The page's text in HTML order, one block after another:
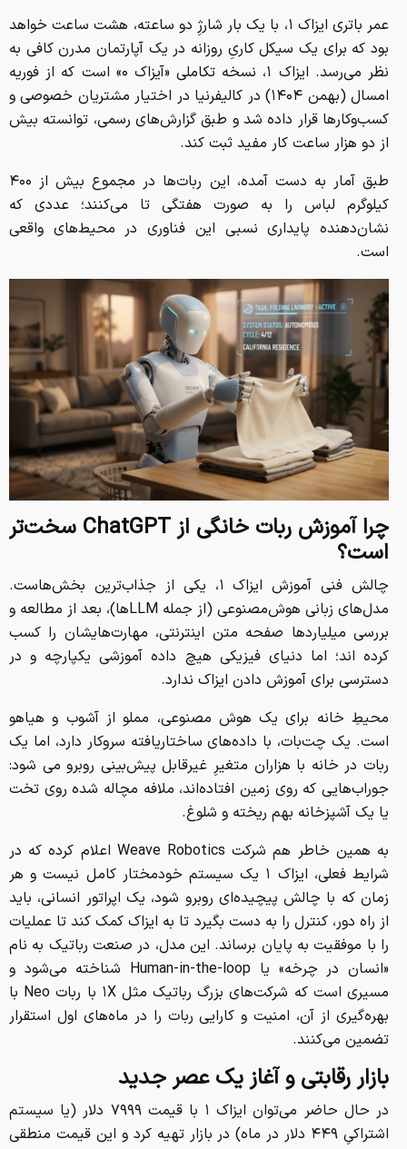
عمر باتری ایزاک ۱، با یک بار شارژِ دو ساعته، هشت ساعت خواهد
بود که برای یک سیکل کاریِ روزانه در یک آپارتمان مدرن کافی به
نظر می‌رسد. ایزاک ۱، نسخه تکاملی «آیزاک ۰» است که از فوریه
امسال (بهمن ۱۴۰۴) در کالیفرنیا در اختیار مشتریان خصوصی و
کسب‌وکارها قرار داده شد و طبق گزارش‌های رسمی، توانسته بیش
از دو هزار ساعت کار مفید ثبت کند.
طبق آمار به دست آمده، این ربات‌ها در مجموع بیش از ۴۰۰
کیلوگرم لباس را به صورت هفتگی تا می‌کنند؛ عددی که
نشان‌دهنده پایداری نسبی این فناوری در محیط‌های واقعی
است.
چرا آموزش ربات خانگی از
سخت‌تر
است؟
چالش فنی آموزش ایزاک ۱، یکی از جذاب‌ترین بخش‌هاست.
مدل‌های زبانی هوش‌مصنوعی (از جمله LLMها)، بعد از مطالعه و
بررسی میلیاردها صفحه متن اینترنتی، مهارت‌هایشان را کسب
کرده اند؛ اما دنیای فیزیکی هیچ‌ داده آموزشی یکپارچه و در
دسترسی برای آموزش دادن ایزاک ندارد.
محیطِ خانه برای یک هوش مصنوعی، مملو از آشوب و هیاهو
است. یک چت‌بات، با داده‌های ساختاریافته سروکار دارد، اما یک
ربات در خانه با هزاران متغیرِ غیرقابل پیش‌بینی روبرو می شود:
جوراب‌هایی که روی زمین افتاده‌اند، ملافه مچاله شده روی تخت
یا یک آشپزخانه بهم ریخته و شلوغ.
به همین خاطر هم شرکت Weave Robotics اعلام کرده که در
شرایط فعلی، ایزاک ۱ یک سیستم خودمختار کامل نیست و هر
زمان که با چالش پیچیده‌ای روبرو شود، یک اپراتور انسانی، باید
از راه دور، کنترل را به دست بگیرد تا به ایزاک کمک کند تا عملیات
را با موفقیت به پایان برساند. این مدل، در صنعت رباتیک به نام
«انسان در چرخه» یا Human-in-the-loop شناخته می‌شود و
مسیری است که شرکت‌های بزرگ رباتیک مثل ۱X با ربات Neo با
بهره‌گیری از آن، امنیت و کارایی ربات را در ماه‌های اول استقرار
تضمین می‌کنند.
بازار رقابتی و آغاز یک عصر جدید
در حال حاضر می‌توان ایزاک ۱ با قیمت ۷۹۹۹ دلار (یا سیستم
اشتراکیِ ۴۴۹ دلار در ماه) در بازار تهیه کرد و این قیمت منطقی